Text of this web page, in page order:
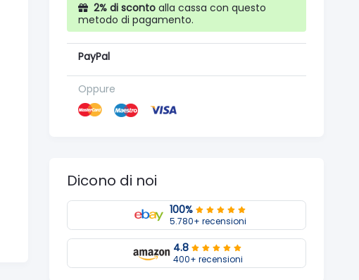
2% di sconto alla cassa con questo
metodo di pagamento.
PayPal
Oppure
Dicono di noi
100%
5.780+ recensioni
4.8
400+ recensioni